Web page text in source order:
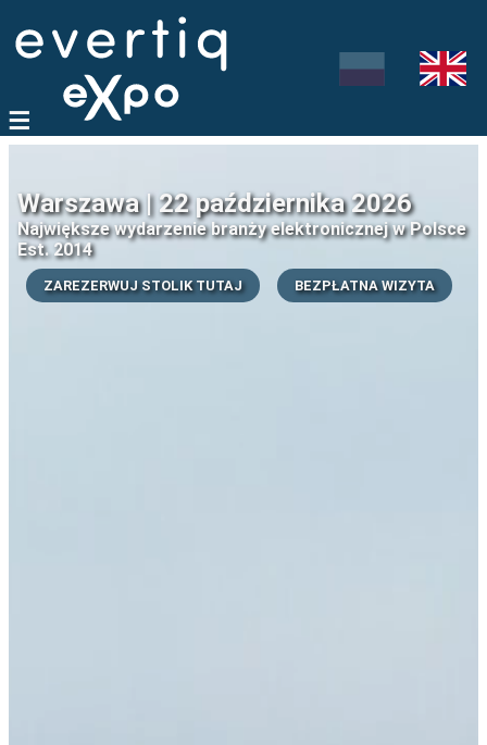
Warszawa | 22 października 2026
Największe wydarzenie branży elektronicznej w Polsce
Est. 2014
ZAREZERWUJ STOLIK TUTAJ BEZPŁATNA WIZYTA